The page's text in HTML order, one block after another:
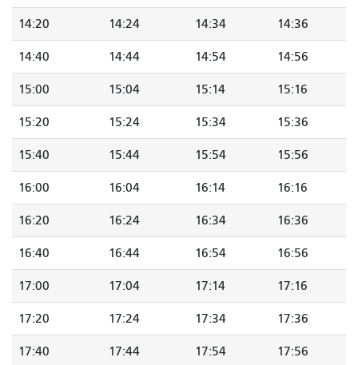
14:20 14:24 14:34 14:36
14:40 14:44 14:54 14:56
15:00 15:04 15:14 15:16
15:20 15:24 15:34 15:36
15:40 15:44 15:54 15:56
16:00 16:04 16:14 16:16
16:20 16:24 16:34 16:36
16:40 16:44 16:54 16:56
17:00 17:04 17:14 17:16
17:20 17:24 17:34 17:36
17:40 17:44 17:54 17:56